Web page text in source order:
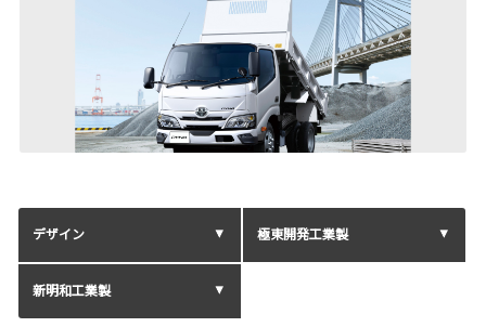
デザイン 極東開発工業製
新明和工業製